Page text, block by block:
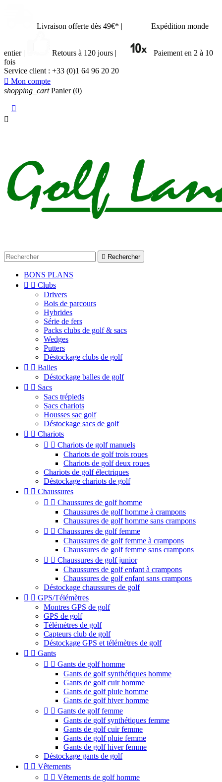
Livraison offerte dès 49€* | Expédition monde
entier | Retours à 120 jours |
Paiement en 2 à 10
fois
Service client : +33 (0)1 64 96 20 20
 Mon compte
shopping_cart Panier (0)


 Rechercher
BONS PLANS
  Clubs
Drivers
Bois de parcours
Hybrides
Série de fers
Packs clubs de golf & sacs
Wedges
Putters
Déstockage clubs de golf
  Balles
Déstockage balles de golf
  Sacs
Sacs trépieds
Sacs chariots
Housses sac golf
Déstockage sacs de golf
  Chariots
  Chariots de golf manuels
Chariots de golf trois roues
Chariots de golf deux roues
Chariots de golf électriques
Déstockage chariots de golf
  Chaussures
  Chaussures de golf homme
Chaussures de golf homme à crampons
Chaussures de golf homme sans crampons
  Chaussures de golf femme
Chaussures de golf femme à crampons
Chaussures de golf femme sans crampons
  Chaussures de golf junior
Chaussures de golf enfant à crampons
Chaussures de golf enfant sans crampons
Déstockage chaussures de golf
  GPS/Télémètres
Montres GPS de golf
GPS de golf
Télémètres de golf
Capteurs club de golf
Déstockage GPS et télémètres de golf
  Gants
  Gants de golf homme
Gants de golf synthétiques homme
Gants de golf cuir homme
Gants de golf pluie homme
Gants de golf hiver homme
  Gants de golf femme
Gants de golf synthétiques femme
Gants de golf cuir femme
Gants de golf pluie femme
Gants de golf hiver femme
Déstockage gants de golf
  Vêtements
  Vêtements de golf homme